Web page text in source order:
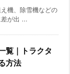
機、除雪機などの
が出 ...
覧｜トラクタ
方法